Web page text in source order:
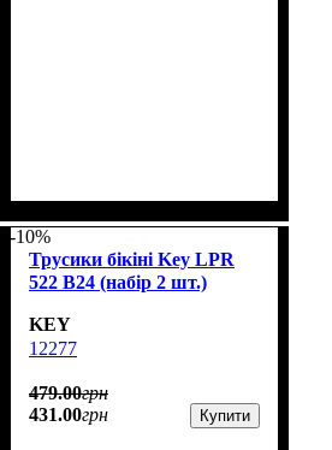
-10%
Трусики бікіні Key LPR
522 В24 (набір 2 шт.)
KEY
12277
479.00грн
431.00грн Купити